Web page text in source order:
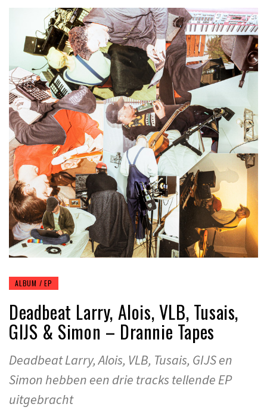
ALBUM / EP
Deadbeat Larry, Alois, VLB, Tusais,
GIJS & Simon – Drannie Tapes
Deadbeat Larry, Alois, VLB, Tusais, GIJS en
Simon hebben een drie tracks tellende EP
uitgebracht